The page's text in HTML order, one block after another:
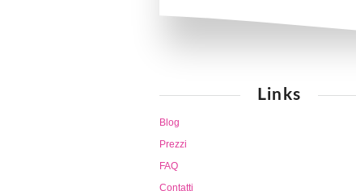
Links
Blog
Prezzi
FAQ
Contatti